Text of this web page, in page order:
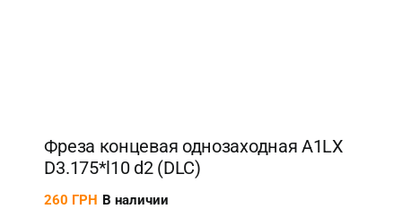
Фреза концевая однозаходная A1LX
D3.175*l10 d2 (DLC)
260 ГРН В наличии